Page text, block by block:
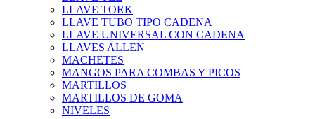
LLAVE TORK
LLAVE TUBO TIPO CADENA
LLAVE UNIVERSAL CON CADENA
LLAVES ALLEN
MACHETES
MANGOS PARA COMBAS Y PICOS
MARTILLOS
MARTILLOS DE GOMA
NIVELES